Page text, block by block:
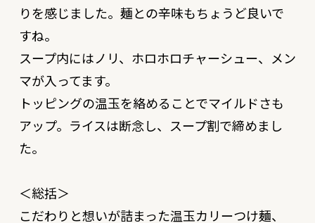
りを感じました。麺との辛味もちょうど良いで
すね。
スープ内にはノリ、ホロホロチャーシュー、メン
マが入ってます。
トッピングの温玉を絡めることでマイルドさも
アップ。ライスは断念し、スープ割で締めまし
た。
＜総括＞
こだわりと想いが詰まった温玉カリーつけ麺、